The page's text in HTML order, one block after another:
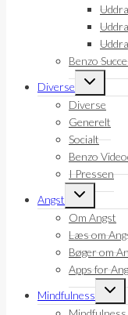
Benzo
Diverse
Skift
Diverse
Generelt
Socialt
Benzo
I Pressen
Angst
Skift
undermenu
Om Angst
Læs om
Bøger om
Apps for
Mindfulness
Skift